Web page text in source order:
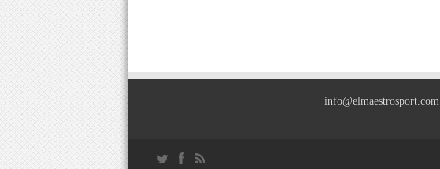
info@elmaestrosport.com